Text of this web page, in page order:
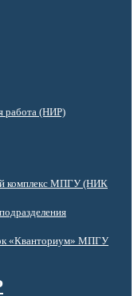
работа (НИР)
комплекс МПГУ (НИК
«Кванториум» МПГУ